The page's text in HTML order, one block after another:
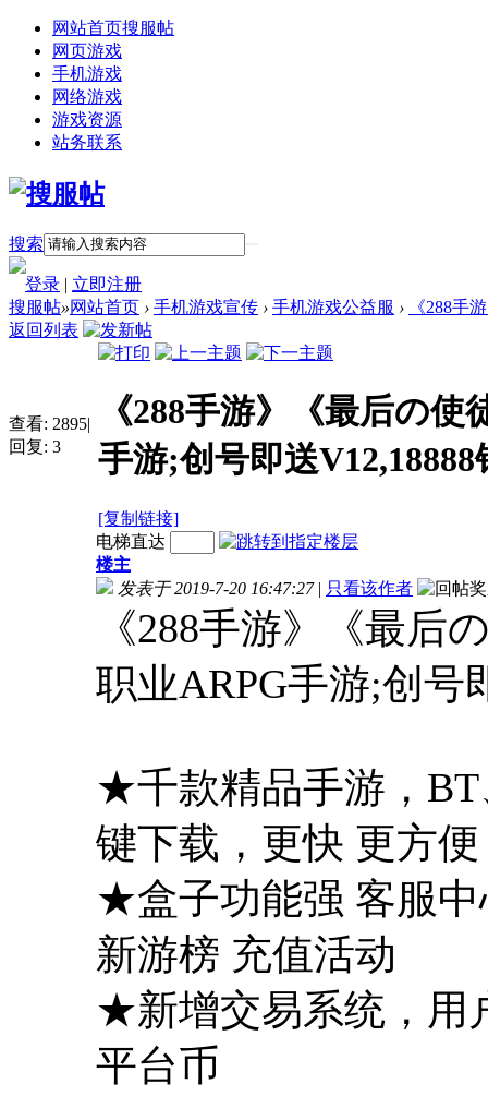
网站首页搜服帖
网页游戏
手机游戏
网络游戏
游戏资源
站务联系
搜索
登录 | 立即注册
搜服帖»网站首页 › 手机游戏宣传 › 手机游戏公益服 ›
《288手
返回列表
查看: 2895|
回复: 3
《288手游》《最后の
手游;创号即送V12,18888
[复制链接]
电梯直达
楼主
发表于 2019-7-20 16:47:27 | 只看该作者
《288手游》《最后
职业ARPG手游;创号
★千款精品手游，BT
键下载，更快 更方便
★盒子功能强 客服中
新游榜 充值活动
★新增交易系统，用
平台币